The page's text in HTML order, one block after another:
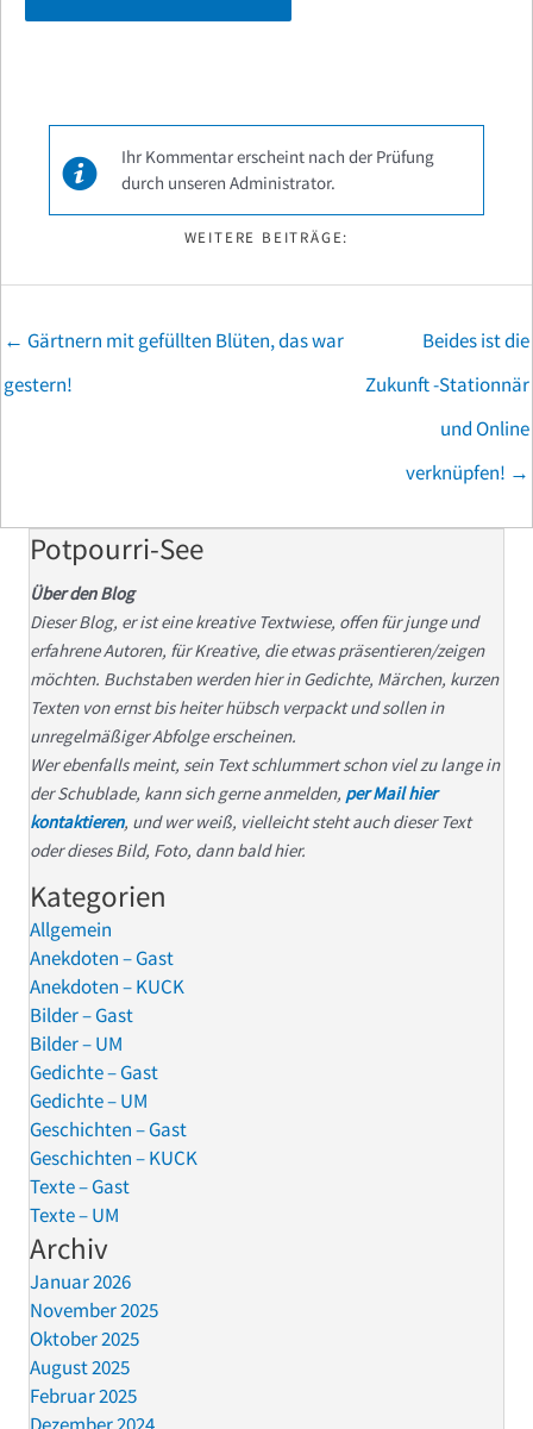
Ihr Kommentar erscheint nach der Prüfung
durch unseren Administrator.
WEITERE BEITRÄGE:
Posts
← Gärtnern mit gefüllten Blüten, das war
gestern!
Beides ist die
Zukunft -Stationnär
und Online
verknüpfen! →
Potpourri-See
Über den Blog
Dieser Blog, er ist eine kreative Textwiese, offen für junge und
erfahrene Autoren, für Kreative, die etwas präsentieren/zeigen
möchten. Buchstaben werden hier in Gedichte, Märchen, kurzen
Texten von ernst bis heiter hübsch verpackt und sollen in
unregelmäßiger Abfolge erscheinen.
Wer ebenfalls meint, sein Text schlummert schon viel zu lange in
der Schublade, kann sich gerne anmelden, per Mail hier
kontaktieren, und wer weiß, vielleicht steht auch dieser Text
oder dieses Bild, Foto, dann bald hier.
Kategorien
Allgemein
Anekdoten – Gast
Anekdoten – KUCK
Bilder – Gast
Bilder – UM
Gedichte – Gast
Gedichte – UM
Geschichten – Gast
Geschichten – KUCK
Texte – Gast
Texte – UM
Archiv
Januar 2026
November 2025
Oktober 2025
August 2025
Februar 2025